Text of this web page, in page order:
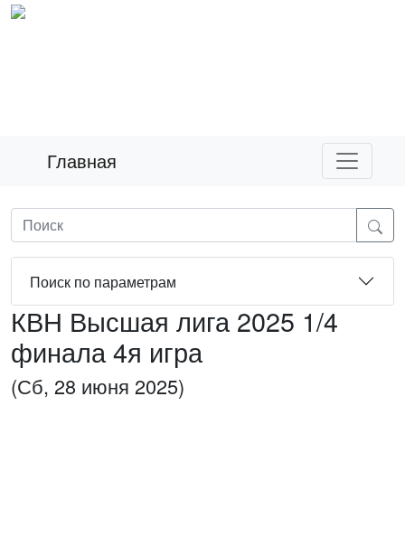
Главная
Поиск по параметрам
КВН Высшая лига 2025 1/4
финала 4я игра
(Сб, 28 июня 2025)